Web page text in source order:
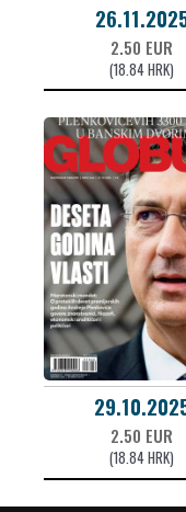
2.50 EUR
(18.84 HRK)
2.50 EUR
(18.84 HRK)